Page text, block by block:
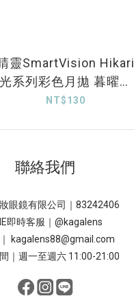
靈SmartVision Hikari
光系列彩色月拋 暮曜金
1片裝
NT$130
聯絡我們
眼鏡有限公司｜83242406
即時客服｜ @kagalens
kagalens88@gmail.com
｜週一至週六 11:00-21:00